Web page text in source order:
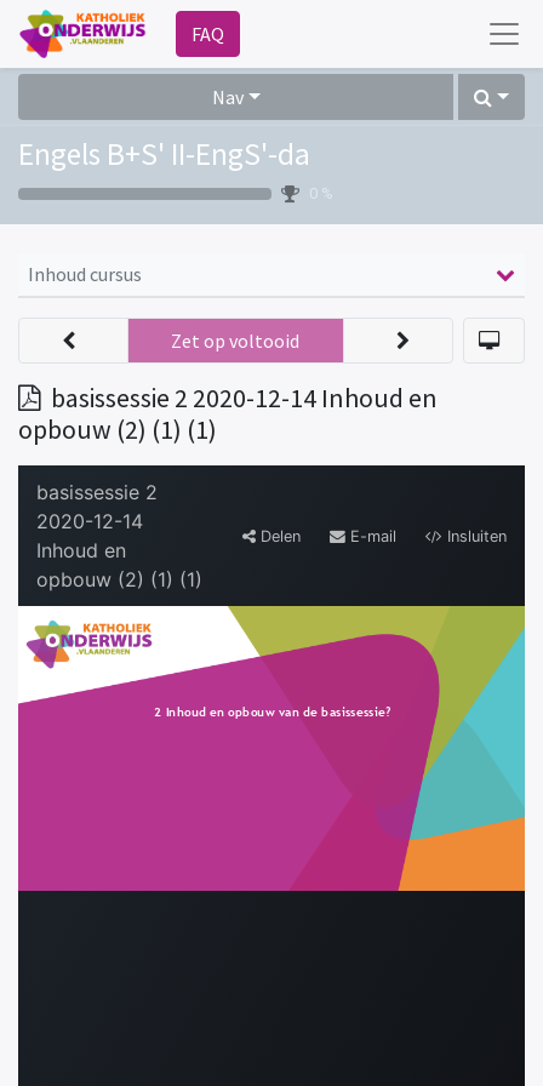
FAQ
Nav
Engels B+S' II-EngS'-da
0 %
Inhoud cursus
basissessie 2 2020-12-14 Inhoud en
opbouw (2) (1) (1)
Zet op voltooid